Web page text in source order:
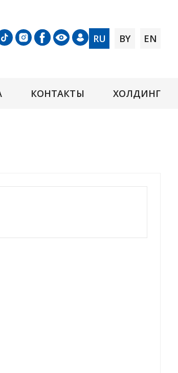
RU BY EN
КОНТАКТЫ ХОЛДИНГ